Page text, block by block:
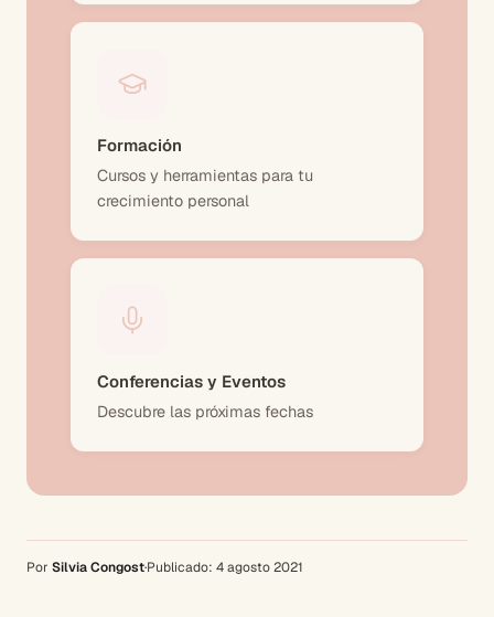
Formación
Cursos y herramientas para tu
crecimiento personal
Conferencias y Eventos
Descubre las próximas fechas
Por Silvia Congost·Publicado: 4 agosto 2021